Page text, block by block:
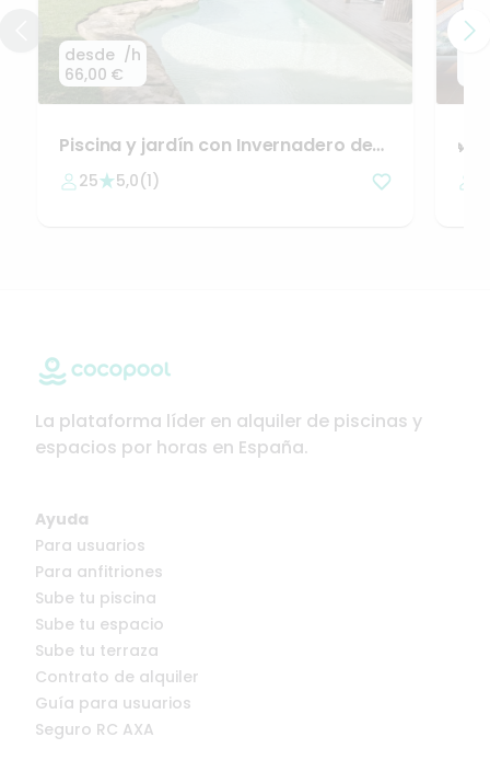
desde
66,00 €
/h
Piscina y jardín con Invernadero de
cristal
25 5,0(1)
🌿
La plataforma líder en alquiler de piscinas y
espacios por horas en España.
Ayuda
Para usuarios
Para anfitriones
Sube tu piscina
Sube tu espacio
Sube tu terraza
Contrato de alquiler
Guía para usuarios
Seguro RC AXA